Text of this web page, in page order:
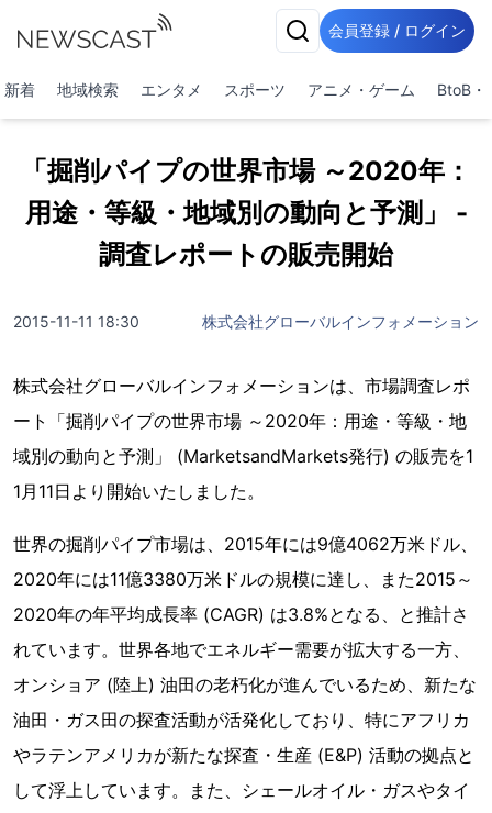
会員登録 / ログイン
新着 地域検索 エンタメ スポーツ アニメ・ゲーム BtoB・
「掘削パイプの世界市場 ～2020年：
用途・等級・地域別の動向と予測」 -
調査レポートの販売開始
2015-11-11 18:30 株式会社グローバルインフォメーション
株式会社グローバルインフォメーションは、市場調査レポ
ート「掘削パイプの世界市場 ～2020年：用途・等級・地
域別の動向と予測」 (MarketsandMarkets発行) の販売を1
1月11日より開始いたしました。
世界の掘削パイプ市場は、2015年には9億4062万米ドル、
2020年には11億3380万米ドルの規模に達し、また2015～
2020年の年平均成長率 (CAGR) は3.8%となる、と推計さ
れています。世界各地でエネルギー需要が拡大する一方、
オンショア (陸上) 油田の老朽化が進んでいるため、新たな
油田・ガス田の探査活動が活発化しており、特にアフリカ
やラテンアメリカが新たな探査・生産 (E&P) 活動の拠点と
して浮上しています。また、シェールオイル・ガスやタイ